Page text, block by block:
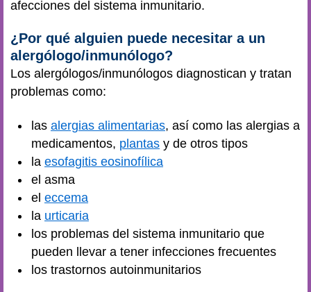
afecciones del sistema inmunitario.
¿Por qué alguien puede necesitar a un
alergólogo/inmunólogo?
Los alergólogos/inmunólogos diagnostican y tratan
problemas como:
las alergias alimentarias, así como las alergias a
medicamentos, plantas y de otros tipos
la esofagitis eosinofílica
el asma
el eccema
la urticaria
los problemas del sistema inmunitario que
pueden llevar a tener infecciones frecuentes
los trastornos autoinmunitarios